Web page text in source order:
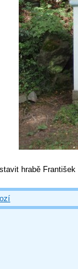
hrabě